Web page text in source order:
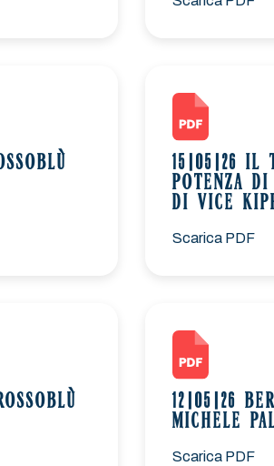
15|05|26 IL
POTENZA
DI VICE
Scarica PDF
12|05|26
MICHELE
Scarica PDF